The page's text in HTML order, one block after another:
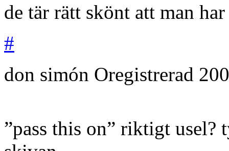
de tär rätt skönt att man
#
don simón Oregistrerad
”pass this on” riktigt usel?